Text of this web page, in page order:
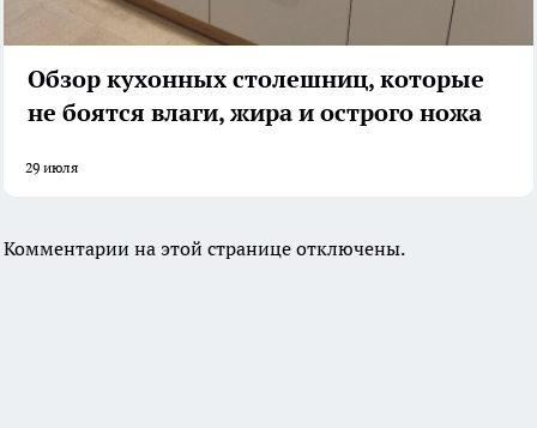
Обзор кухонных столешниц, которые
не боятся влаги, жира и острого ножа
29 июля
Комментарии на этой странице отключены.